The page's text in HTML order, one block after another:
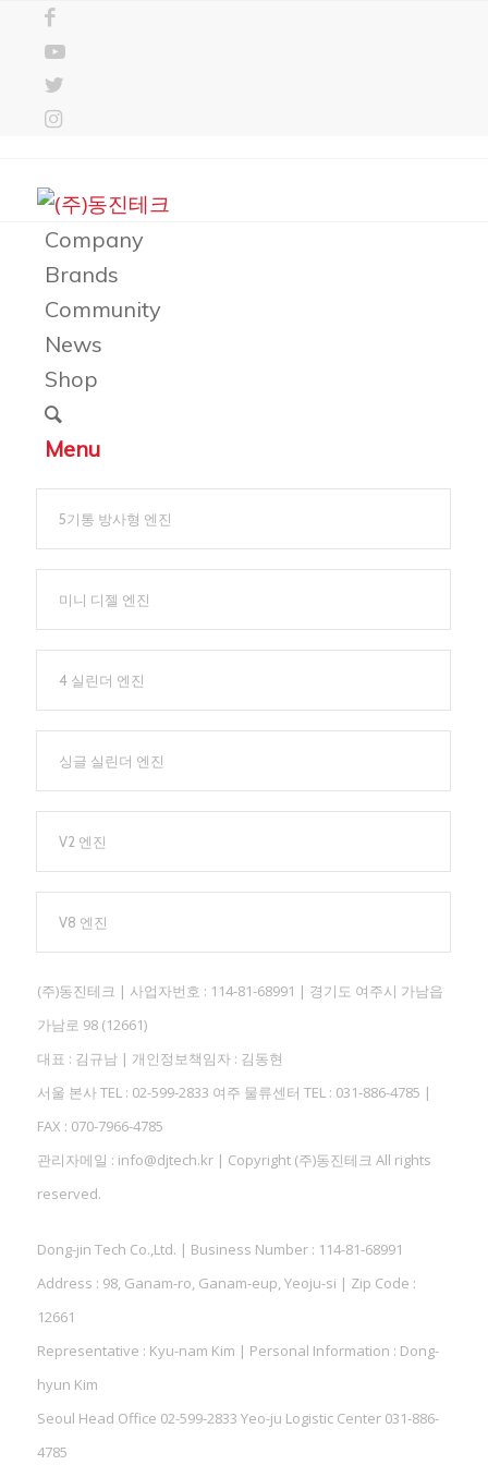
Company
Brands
Community
News
Shop
Menu
5기통 방사형 엔진
미니 디젤 엔진
4 실린더 엔진
싱글 실린더 엔진
V2 엔진
V8 엔진
(주)동진테크 | 사업자번호 : 114-81-68991 | 경기도 여주시 가남읍
가남로 98 (12661)
대표 : 김규남 | 개인정보책임자 : 김동현
서울 본사 TEL : 02-599-2833 여주 물류센터 TEL : 031-886-4785 |
FAX : 070-7966-4785
관리자메일 : info@djtech.kr | Copyright (주)동진테크 All rights
reserved.
Dong-jin Tech Co.,Ltd. | Business Number : 114-81-68991
Address : 98, Ganam-ro, Ganam-eup, Yeoju-si | Zip Code :
12661
Representative : Kyu-nam Kim | Personal Information : Dong-
hyun Kim
Seoul Head Office 02-599-2833 Yeo-ju Logistic Center 031-886-
4785